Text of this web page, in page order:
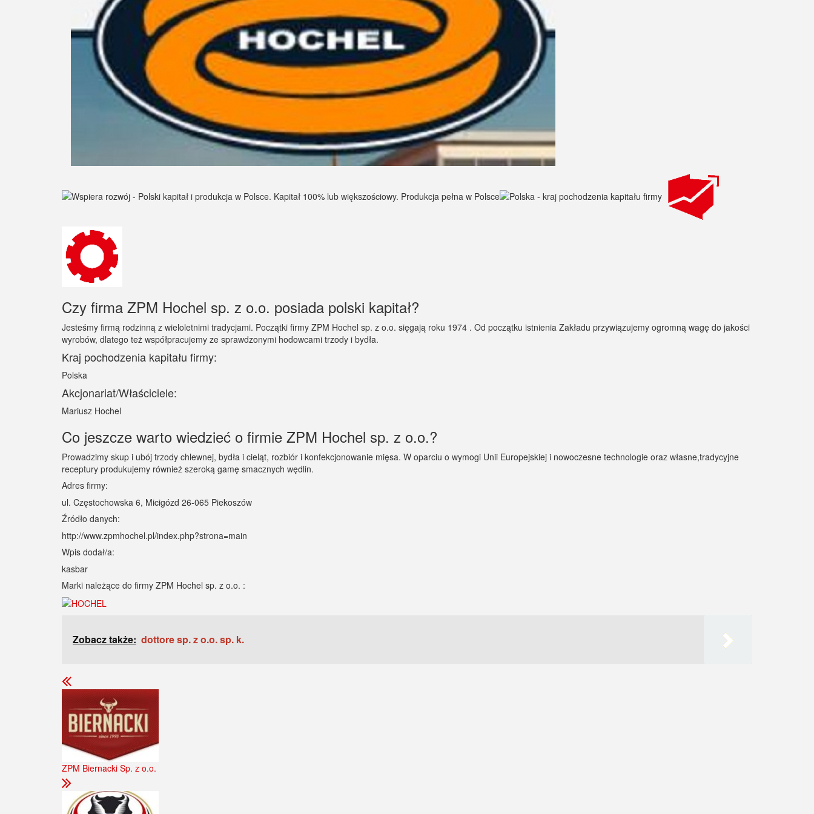
Czy firma ZPM Hochel sp. z o.o. posiada polski kapitał?
Jesteśmy firmą rodzinną z wieloletnimi tradycjami. Początki firmy ZPM Hochel sp. z o.o. sięgają roku 1974 . Od początku istnienia Zakładu przywiązujemy ogromną wagę do jakości
wyrobów, dlatego też współpracujemy ze sprawdzonymi hodowcami trzody i bydła.
Kraj pochodzenia kapitału firmy:
Polska
Akcjonariat/Właściciele:
Mariusz Hochel
Co jeszcze warto wiedzieć o firmie ZPM Hochel sp. z o.o.?
Prowadzimy skup i ubój trzody chlewnej, bydła i cieląt, rozbiór i konfekcjonowanie mięsa. W oparciu o wymogi Unii Europejskiej i nowoczesne technologie oraz własne,tradycyjne
receptury produkujemy również szeroką gamę smacznych wędlin.
Adres firmy:
ul. Częstochowska 6, Micigózd 26-065 Piekoszów
Źródło danych:
http://www.zpmhochel.pl/index.php?strona=main
Wpis dodał/a:
kasbar
Marki należące do firmy ZPM Hochel sp. z o.o. :
Zobacz także: dottore sp. z o.o. sp. k.
ZPM Biernacki Sp. z o.o.